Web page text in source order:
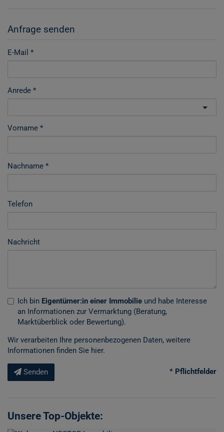
Anfrage senden
E-Mail
Anrede
Vorname
Nachname
Telefon
Nachricht
Ich bin Eigentümer:in einer Immobilie und habe Interesse
an Informationen zur Vermarktung (Beratung,
Marktüberblick oder Bewertung).
Wir verarbeiten Ihre personenbezogenen Daten, weitere
Informationen finden Sie hier.
Senden * Pflichtfelder
Unsere Top-Objekte: